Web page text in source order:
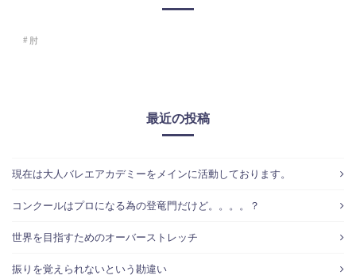
肘
最近の投稿
現在は大人バレエアカデミーをメインに活動しております。
コンクールはプロになる為の登竜門だけど。。。。？
世界を目指すためのオーバーストレッチ
振りを覚えられないという勘違い